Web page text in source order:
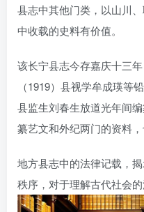
县志中其他门类，以山川
中收载的史料有价值。
该长宁县志今存嘉庆十三
（1919）县视学牟成瑛等
县监生刘春生放道光年间
纂艺文和外纪两门的资料，
地方县志中的法律记载，
秩序，对于理解古代社会